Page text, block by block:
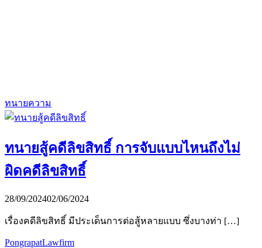
ทนายความ
ทนายสู้คดีลิขสิทธิ์ การจับแบบไหนถึงไม่
ผิดคดีลิขสิทธิ์
28/09/202402/06/2024
เรื่องคดีลิขสิทธิ์ มีประเด็นการต่อสู้หลายแบบ ซึ่งบางท่า […]
PongrapatLawfirm